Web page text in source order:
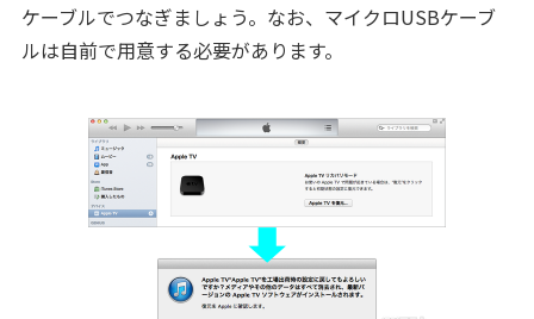
ケーブルでつなぎましょう。なお、マイクロUSBケーブ
ルは自前で用意する必要があります。